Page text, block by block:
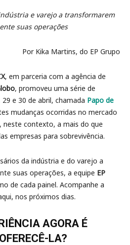
e varejo a transformarem
suas operações
Por Kika Martins, do EP Grupo
, em parceria com a agência de
, promoveu uma série de
e 30 de abril, chamada Papo de
mudanças ocorridas no mercado
neste contexto, a mais do que
empresas para sobrevivência.
da indústria e do varejo a
suas operações, a equipe EP
de cada painel. Acompanhe a
nos próximos dias.
AGORA É
LA?